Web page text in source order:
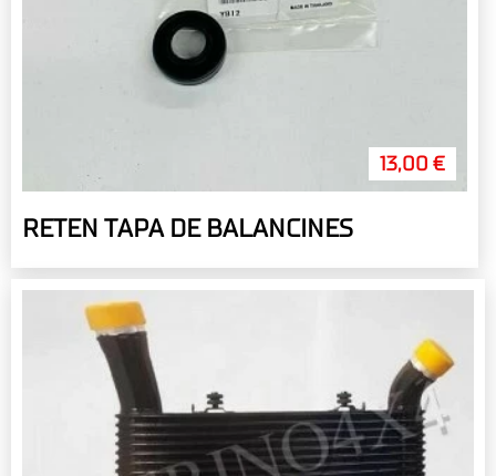
13,00 €
RETEN TAPA DE BALANCINES